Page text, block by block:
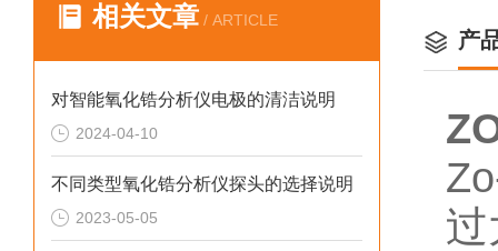
相关文章 / ARTICLE
对智能氧化锆分析仪电极的清洁说明
2024-04-10
不同类型氧化锆分析仪探头的选择说明
2023-05-05
产